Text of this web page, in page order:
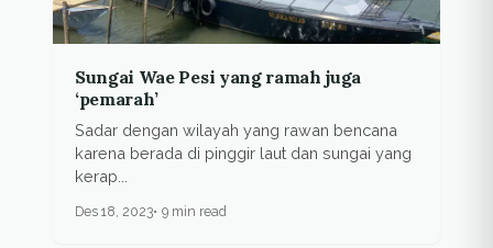
Sungai Wae Pesi yang ramah juga
‘pemarah’
Sadar dengan wilayah yang rawan bencana
karena berada di pinggir laut dan sungai yang
kerap...
Des 18, 2023 9 min read